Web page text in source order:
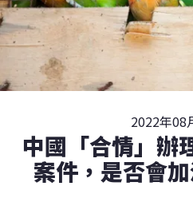
2022年08
中國「合情」辦
案件，是否會